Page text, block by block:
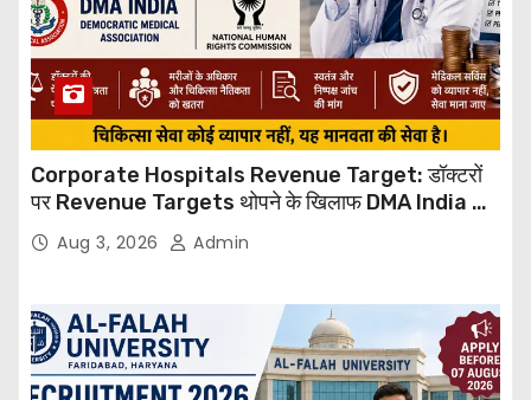
Corporate Hospitals Revenue Target: डॉक्टरों
पर Revenue Targets थोपने के खिलाफ DMA India का
बड़ा कदम, NHRC से Suo Motu जांच की मांग
Aug 3, 2026 Admin